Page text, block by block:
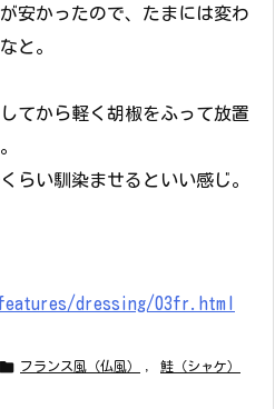
安かったので、たまには変わ
と。
てから軽く胡椒をふって放置
らい馴染ませるといい感じ。
dressing/03fr.html
 フランス風（仏風） 鮭（シャケ）